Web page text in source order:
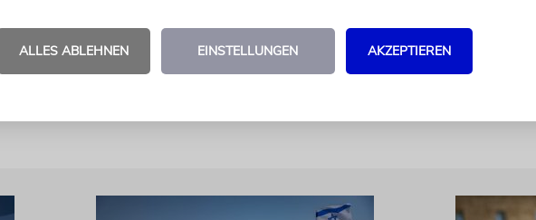
diese Verantwortung übernehmen und eine klarere, effektivere
ALLES ABLEHNEN EINSTELLUNGEN AKZEPTIEREN